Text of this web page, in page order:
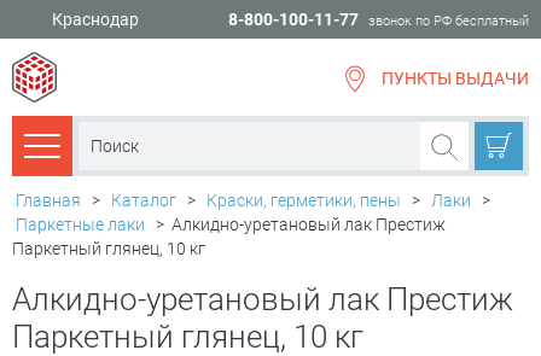
Краснодар 8-800-100-11-77 звонок по РФ бесплатный
ПУНКТЫ ВЫДАЧИ
Каталог товаров
Главная > Каталог > Краски, герметики, пены > Лаки
>
Паркетные лаки
> Алкидно-уретановый лак Престиж
Паркетный глянец, 10 кг
Алкидно-уретановый лак Престиж
Паркетный глянец, 10 кг